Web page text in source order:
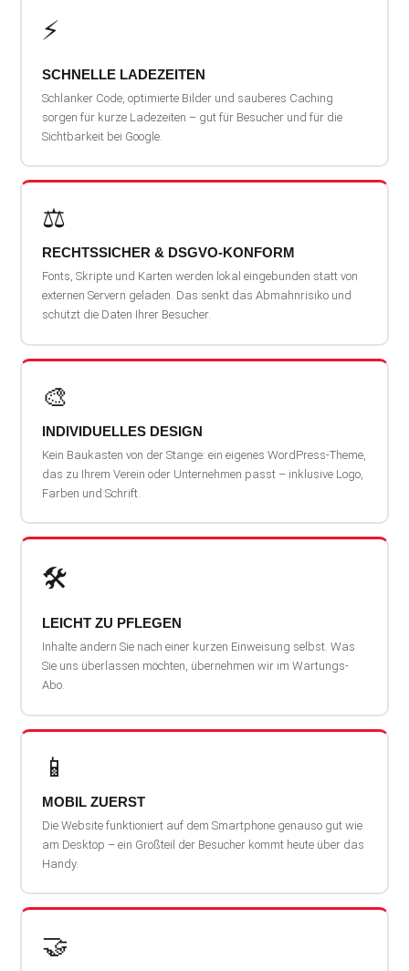
⚡
SCHNELLE LADEZEITEN
Schlanker Code, optimierte Bilder und sauberes Caching
sorgen für kurze Ladezeiten – gut für Besucher und für die
Sichtbarkeit bei Google.
⚖️
RECHTSSICHER & DSGVO-KONFORM
Fonts, Skripte und Karten werden lokal eingebunden statt von
externen Servern geladen. Das senkt das Abmahnrisiko und
schützt die Daten Ihrer Besucher.
🎨
INDIVIDUELLES DESIGN
Kein Baukasten von der Stange: ein eigenes WordPress-Theme,
das zu Ihrem Verein oder Unternehmen passt – inklusive Logo,
Farben und Schrift.
🛠️
LEICHT ZU PFLEGEN
Inhalte ändern Sie nach einer kurzen Einweisung selbst. Was
Sie uns überlassen möchten, übernehmen wir im Wartungs-
Abo.
📱
MOBIL ZUERST
Die Website funktioniert auf dem Smartphone genauso gut wie
am Desktop – ein Großteil der Besucher kommt heute über das
Handy.
🤝